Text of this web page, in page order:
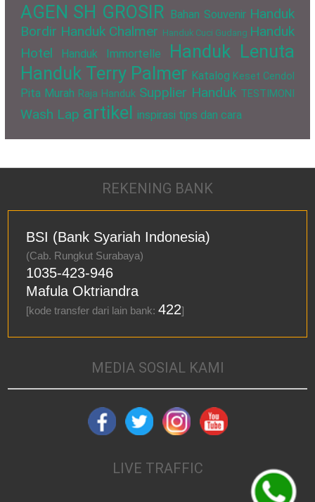
AGEN SH GROSIR Bahan Souvenir Handuk
Bordir Handuk Chalmer Handuk Cuci Gudang Handuk
Hotel
Handuk Immortelle
Handuk Lenuta
Handuk Terry Palmer Katalog Keset Cendol
Pita Murah Raja Handuk Supplier Handuk TESTIMONI
Wash Lap artikel inspirasi tips dan cara
REKENING BANK
BSI (Bank Syariah Indonesia)
(Cab. Rungkut Surabaya)
1035-423-946
Mafula Oktriandra
[kode transfer dari lain bank:422]
MEDIA SOSIAL KAMI
LIVE TRAFFIC